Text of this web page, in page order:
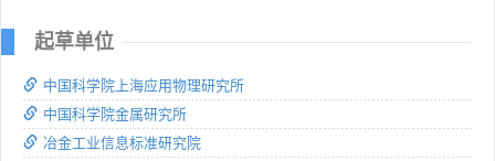
起草单位
中国科学院上海应用物理研究所
中国科学院金属研究所
冶金工业信息标准研究院